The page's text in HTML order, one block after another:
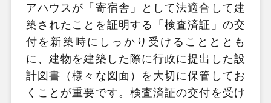
アハウスが「寄宿舎」として法適合して建
築されたことを証明する「検査済証」の交
付を新築時にしっかり受けることととも
に、建物を建築した際に行政に提出した設
計図書（様々な図面）を大切に保管してお
くことが重要です。検査済証の交付を受け